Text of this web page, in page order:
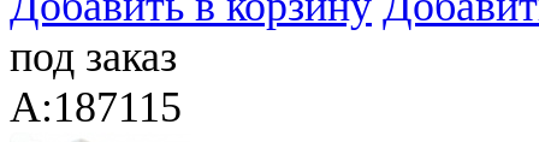
под заказ
A:187115